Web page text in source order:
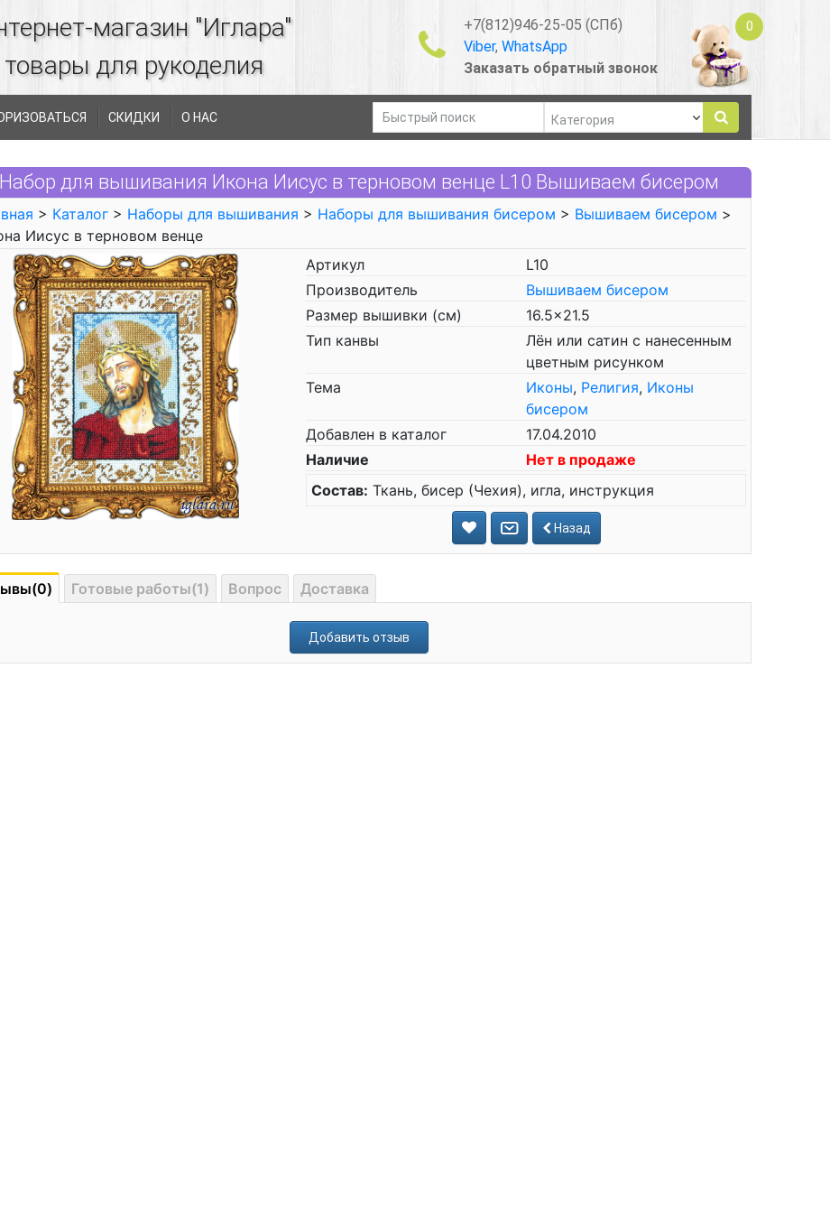
магазин "Иглара"
товары для рукоделия
+7(812)946-25-05 (СПб)
Viber, WhatsApp
Заказать обратный звонок
0
СКИДКИ О НАС
Набор для вышивания Икона Иисус в терновом венце L10 Вышиваем бисером
> Каталог > Наборы для вышивания > Наборы для вышивания бисером > Вышиваем бисером >
Иисус в терновом венце
Артикул
L10
Производитель
Вышиваем бисером
Размер вышивки (см)
16.5x21.5
Тип канвы
Лён или сатин с нанесенным
цветным рисунком
Тема
Иконы, Религия, Иконы
бисером
Добавлен в каталог
17.04.2010
Наличие
Нет в продаже
Состав: Ткань, бисер (Чехия), игла, инструкция
Назад
Готовые работы(1) Вопрос Доставка
Добавить отзыв